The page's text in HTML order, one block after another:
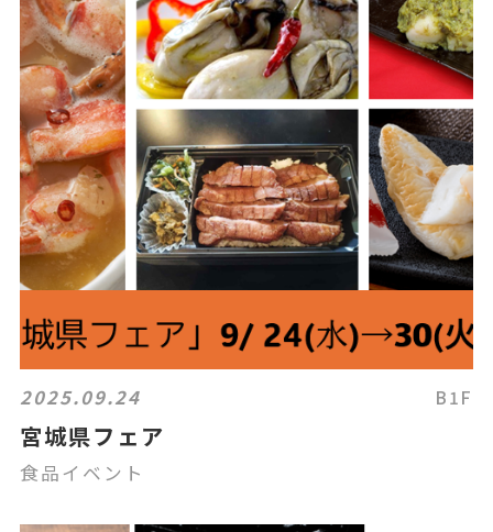
2025.09.24 B1F
宮城県フェア
食品イベント